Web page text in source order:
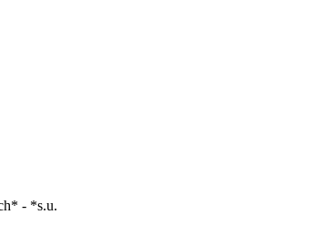
- *s.u.